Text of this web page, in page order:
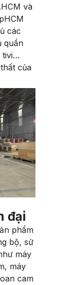
và
các
quần
tivi…
của
đại
phẩm
bộ, sử
máy
máy
cam